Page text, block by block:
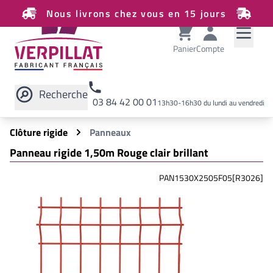
Nous livrons chez vous en 15 jours
PanierCompte
Recherche 03 84 42 00 0113h30-16h30 du lundi au vendredi
Rechercher sur le site
Clôture rigide
Panneaux
Panneau rigide 1,50m Rouge clair brillant
PAN1530X2505F05[R3026]